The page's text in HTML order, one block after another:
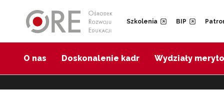
Szkolenia BIP
O nas Doskonalenie kadr Wydziały